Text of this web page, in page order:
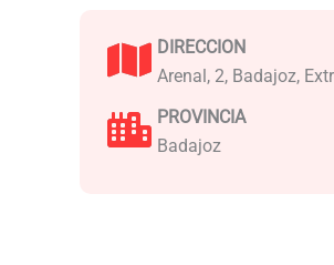
DIRECCION
Arenal, 2, Badajoz,
PROVINCIA
Badajoz